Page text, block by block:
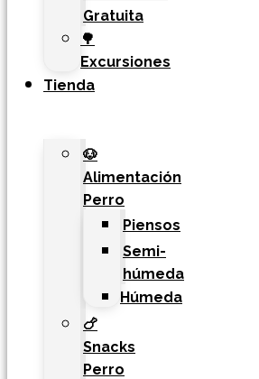
Gratuita
🌳
Excursiones
Tienda
🐶
Alimentación
Perro
Piensos
Semi-
húmeda
Húmeda
🍗
Snacks
Perro